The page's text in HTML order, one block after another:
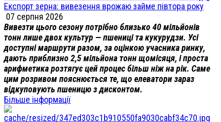
Експорт зерна: вивезення врожаю займе півтора року
07 серпня 2026
Вивезти цього сезону потрібно близько 40 мільйонів
тонн лише двох культур — пшениці та кукурудзи. Усі
доступні маршрути разом, за оцінкою учасника ринку,
дають приблизно 2,5 мільйона тонн щомісяця, і проста
арифметика розтягує цей процес більш ніж на рік. Саме
цим розривом пояснюється те, що елеватори зараз
відкуповують пшеницю з дисконтом.
Більше інформації